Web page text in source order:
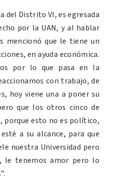
del Distrito VI, es egresada
por la UAN, y al hablar
mencionó que le tiene un
en ayuda económica.
por lo que pasa en la
con trabajo, de
hoy viene una a poner su
que los otros cinco de
esto no es político,
a su alcance, para que
nuestra Universidad pero
le tenemos amor pero lo